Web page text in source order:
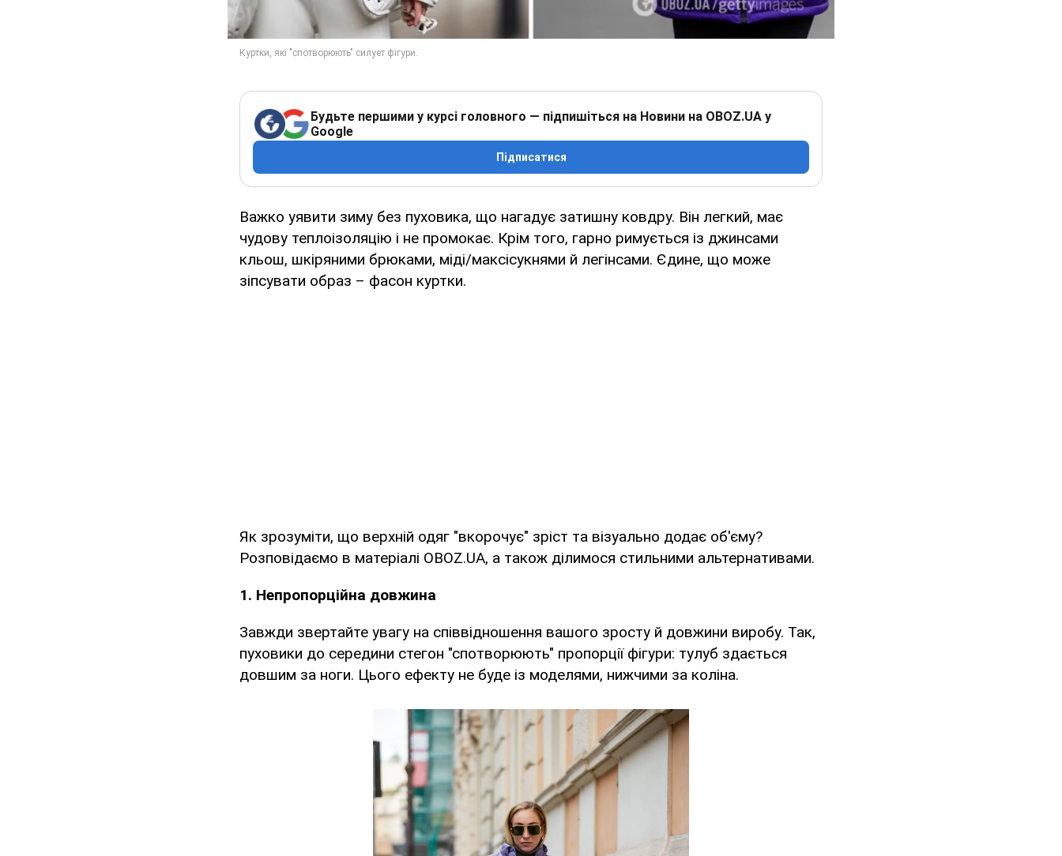
Будьте першими у курсі головного — підпишіться на Новини на OBOZ.UA у
Google
Підписатися
Важко уявити зиму без пуховика, що нагадує затишну ковдру. Він легкий, має
чудову теплоізоляцію і не промокає. Крім того, гарно римується із джинсами
кльош, шкіряними брюками, міді/максісукнями й легінсами. Єдине, що може
зіпсувати образ – фасон куртки.
Як зрозуміти, що верхній одяг "вкорочує" зріст та візуально додає об'єму?
Розповідаємо в матеріалі OBOZ.UA, а також ділимося стильними альтернативами.
1. Непропорційна довжина
Завжди звертайте увагу на співвідношення вашого зросту й довжини виробу. Так,
пуховики до середини стегон "спотворюють" пропорції фігури: тулуб здається
довшим за ноги. Цього ефекту не буде із моделями, нижчими за коліна.